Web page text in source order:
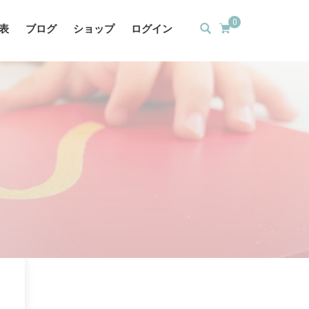
0
ブログ ショップ ログイン